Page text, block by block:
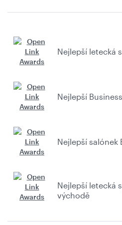
Nejlepší letecká
Nejlepší
Nejlepší salónek
Nejlepší letecká
východě